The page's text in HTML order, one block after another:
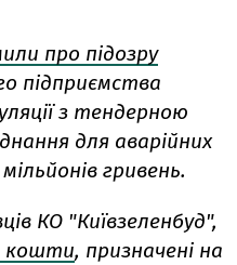
про підозру
підприємства
з тендерною
для аварійних
гривень.
КО "Київзеленбуд",
кошти, призначені на